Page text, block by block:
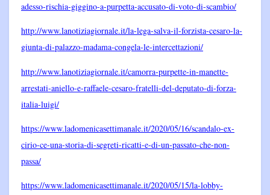
adesso-rischia-giggino-a-purpetta-accusato-di-voto-di-scambio/
http://www.lanotiziagiornale.it/la-lega-salva-il-forzista-cesaro-la-
giunta-di-palazzo-madama-congela-le-intercettazioni/
http://www.lanotiziagiornale.it/camorra-purpette-in-manette-
arrestati-aniello-e-raffaele-cesaro-fratelli-del-deputato-di-forza-
italia-luigi/
https://www.ladomenicasettimanale.it/2020/05/16/scandalo-ex-
cirio-ce-una-storia-di-segreti-ricatti-e-di-un-passato-che-non-
passa/
https://www.ladomenicasettimanale.it/2020/05/15/la-lobby-